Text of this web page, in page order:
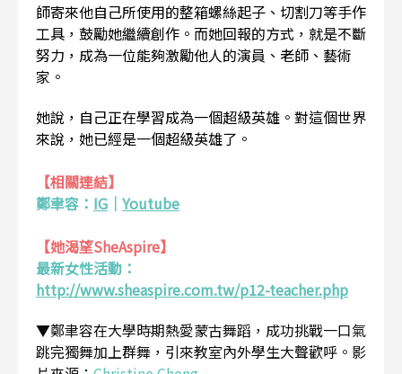
師寄來他自己所使用的整箱螺絲起子、切割刀等手作
工具，鼓勵她繼續創作。而她回報的方式，就是不斷
努力，成為一位能夠激勵他人的演員、老師、藝術
家。
她說，自己正在學習成為一個超級英雄。對這個世界
來說，她已經是一個超級英雄了。
【相關連結】
鄭聿容： IG ｜ Youtube
【她渴望SheAspire】
最新女性活動：
http://www.sheaspire.com.tw/p12-teacher.php
▼鄭聿容在大學時期熱愛蒙古舞蹈，成功挑戰一口氣
跳完獨舞加上群舞，引來教室內外學生大聲歡呼。影